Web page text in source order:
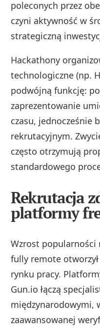
poleconych przez
czyni aktywność w
strategiczną
Hackathony
technologiczne (np.
podwójną funkcję:
zaprezentowanie
czasu, jednocześnie
rekrutacyjnym.
często otrzymują
standardowego
Rekrutacja
platformy
Wzrost
fully remote
rynku pracy.
Gun.io łączą
międzynarodowymi,
zaawansowanej